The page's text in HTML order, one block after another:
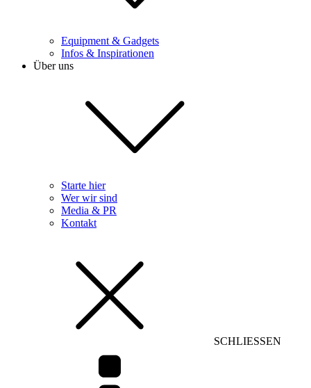
Equipment & Gadgets
Infos & Inspirationen
Über uns
Starte hier
Wer wir sind
Media & PR
Kontakt
SCHLIESSEN